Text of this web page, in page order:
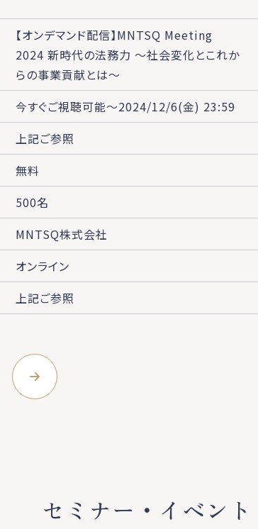
【オンデマンド配信】MNTSQ Meeting
2024 新時代の法務力 ～社会変化とこれか
らの事業貢献とは～
今すぐご視聴可能～2024/12/6(金) 23:59
上記ご参照
無料
500名
MNTSQ株式会社
オンライン
上記ご参照
セミナー・イベント